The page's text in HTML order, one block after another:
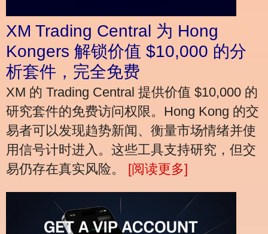
XM Trading Central 为 Hong
Kongers 解锁价值 $10,000 的分
析套件，完全免费
XM 的 Trading Central 提供价值 $10,000 的
研究套件的免费访问权限。Hong Kong 的交
易者可以发现趋势新闻、衡量市场情绪并使
用信号计时进入。这些工具支持研究，但交
易仍存在真实风险。 [阅读更多]